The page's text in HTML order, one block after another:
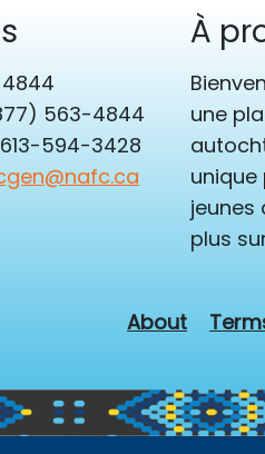
563-4844
594-3428
À
une
jeunes
plus
About